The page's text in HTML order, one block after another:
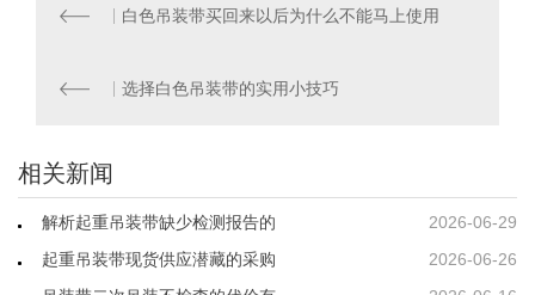
白色吊装带买回来以后为什么不能马上使用
选择白色吊装带的实用小技巧
相关新闻
2026-06-29
解析起重吊装带缺少检测报告的
2026-06-26
起重吊装带现货供应潜藏的采购